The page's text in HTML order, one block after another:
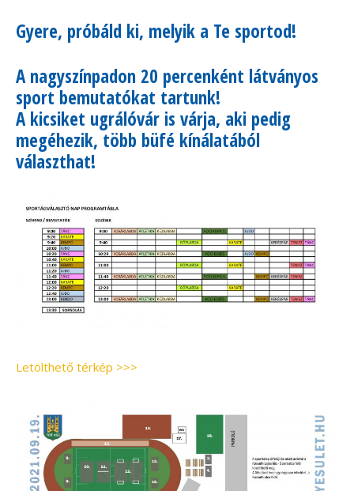
Gyere, próbáld ki, melyik a Te sportod!
A nagyszínpadon 20 percenként látványos
sport bemutatókat tartunk!
A kicsiket ugrálóvár is várja, aki pedig
megéhezik, több büfé kínálatából
választhat!
Letölthető térkép >>>